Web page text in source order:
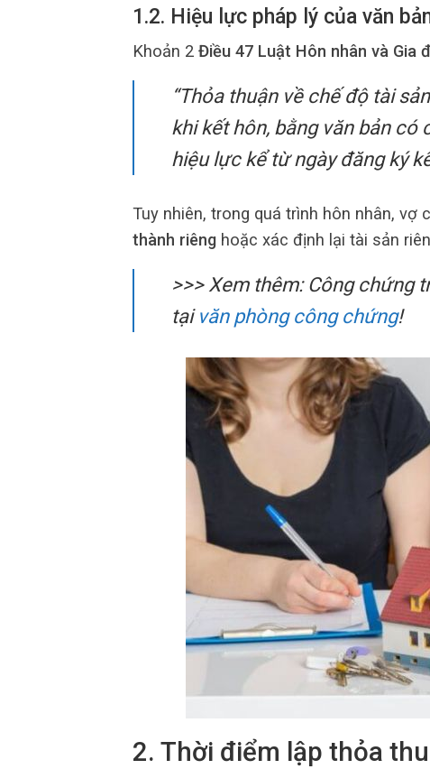
1.2. Hiệu lực pháp lý của văn
Khoản 2 Điều 47 Luật Hôn nhân và Gia
“Thỏa thuận về chế độ tài
khi kết hôn, bằng văn bản
hiệu lực kể từ ngày đăng ký
Tuy nhiên, trong quá trình hôn nhân, vợ
thành riêng hoặc xác định lại tài sản
>>> Xem thêm: Công chứng
tại văn phòng công chứng!
2. Thời điểm lập thỏa